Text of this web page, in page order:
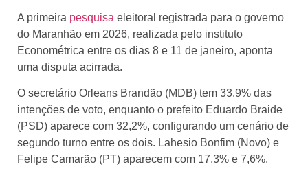
A primeira pesquisa eleitoral registrada para o governo
do Maranhão em 2026, realizada pelo instituto
Econométrica entre os dias 8 e 11 de janeiro, aponta
uma disputa acirrada.
O secretário Orleans Brandão (MDB) tem 33,9% das
intenções de voto, enquanto o prefeito Eduardo Braide
(PSD) aparece com 32,2%, configurando um cenário de
segundo turno entre os dois. Lahesio Bonfim (Novo) e
Felipe Camarão (PT) aparecem com 17,3% e 7,6%,